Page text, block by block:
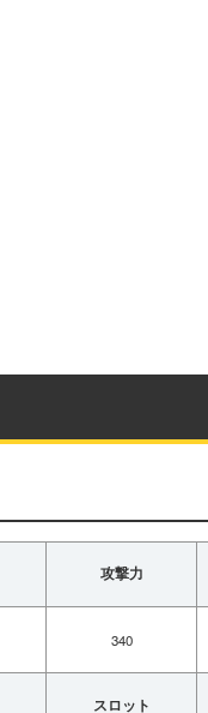
攻撃力
340
スロット